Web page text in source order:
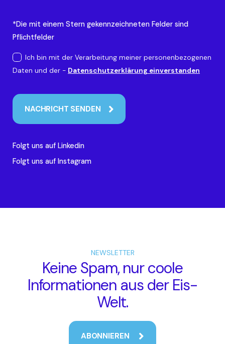
*Die mit einem Stern gekennzeichneten Felder sind
Pflichtfelder
Ich bin mit der Verarbeitung meiner personenbezogenen
Daten und der - Datenschutzerklärung einverstanden
NACHRICHT SENDEN
Folgt uns auf Linkedin
Folgt uns auf Instagram
NEWSLETTER
Keine Spam, nur coole
Informationen aus der Eis-
Welt.
ABONNIEREN